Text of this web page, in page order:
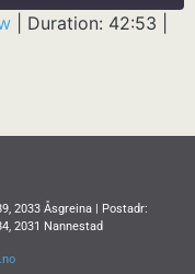
Duration: 42:53
2033 Åsgreina | Postadr:
2031 Nannestad